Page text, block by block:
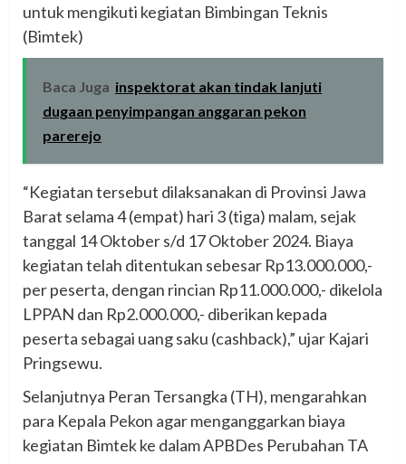
untuk mengikuti kegiatan Bimbingan Teknis
(Bimtek)
Baca Juga inspektorat akan tindak lanjuti
dugaan penyimpangan anggaran pekon
parerejo
“Kegiatan tersebut dilaksanakan di Provinsi Jawa
Barat selama 4 (empat) hari 3 (tiga) malam, sejak
tanggal 14 Oktober s/d 17 Oktober 2024. Biaya
kegiatan telah ditentukan sebesar Rp13.000.000,-
per peserta, dengan rincian Rp11.000.000,- dikelola
LPPAN dan Rp2.000.000,- diberikan kepada
peserta sebagai uang saku (cashback),” ujar Kajari
Pringsewu.
Selanjutnya Peran Tersangka (TH), mengarahkan
para Kepala Pekon agar menganggarkan biaya
kegiatan Bimtek ke dalam APBDes Perubahan TA